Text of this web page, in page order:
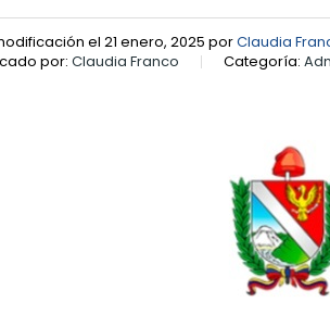
el 21 enero, 2025 porClaudia
por: Claudia Franco Categoría: